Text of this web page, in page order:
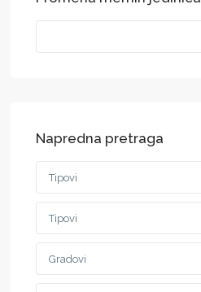
Napredna pretraga
Tipovi
Tipovi
Gradovi